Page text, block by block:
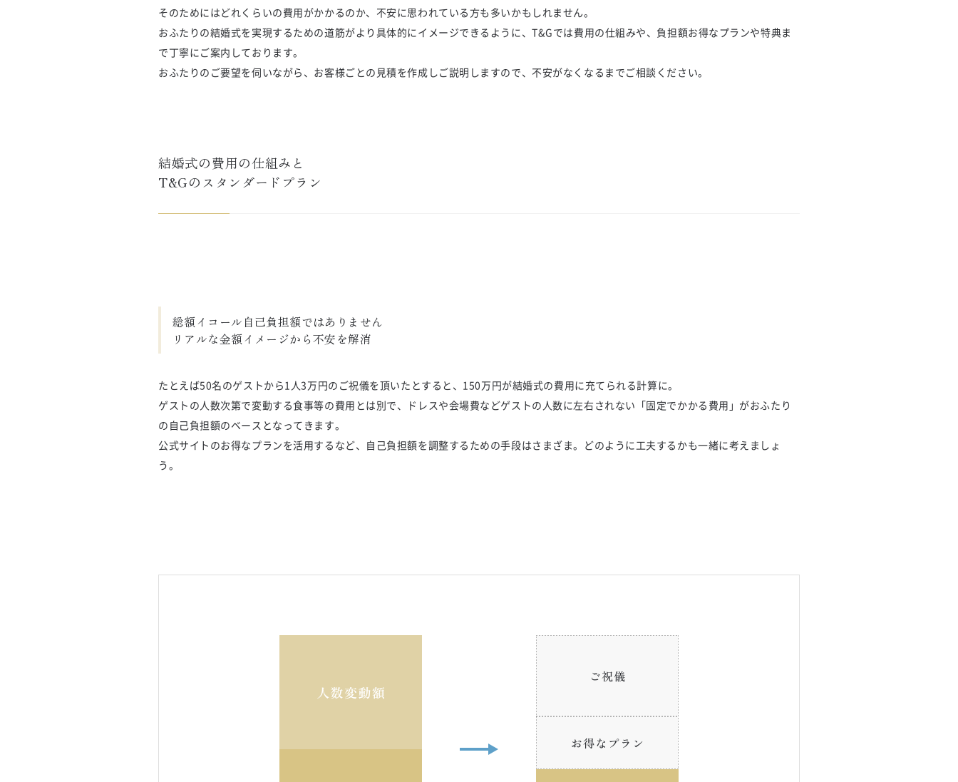
そのためにはどれくらいの費用がかかるのか、不安に思われている方も多いかもしれません。
おふたりの結婚式を実現するための道筋がより具体的にイメージできるように、T&Gでは費用の仕組みや、負担額お得なプランや特典ま
で丁寧にご案内しております。
おふたりのご要望を伺いながら、お客様ごとの見積を作成しご説明しますので、不安がなくなるまでご相談ください。
結婚式の費用の仕組みと
T&Gのスタンダードプラン
総額イコール自己負担額ではありません
リアルな金額イメージから不安を解消
たとえば50名のゲストから1人3万円のご祝儀を頂いたとすると、150万円が結婚式の費用に充てられる計算に。
ゲストの人数次第で変動する食事等の費用とは別で、ドレスや会場費などゲストの人数に左右されない「固定でかかる費用」がおふたり
の自己負担額のベースとなってきます。
公式サイトのお得なプランを活用するなど、自己負担額を調整するための手段はさまざま。どのように工夫するかも一緒に考えましょ
う。